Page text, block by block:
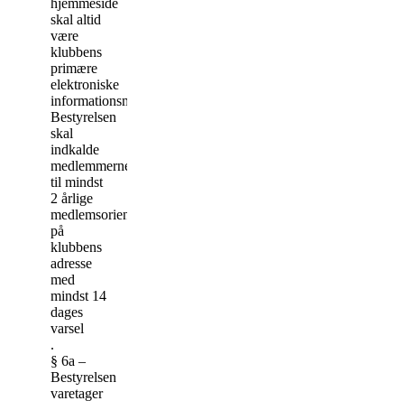
skal altid
være
klubbens
primære
elektroniske
informationsmiddel.
Bestyrelsen
skal
indkalde
medlemmerne
til mindst
2 årlige
medlemsorienteringsmøder
på
klubbens
adresse
med
mindst 14
dages
varsel
.
§ 6a –
Bestyrelsen
varetager